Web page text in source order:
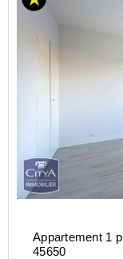
Appartement 1
45650